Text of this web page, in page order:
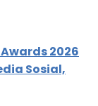
2026
Sosial,